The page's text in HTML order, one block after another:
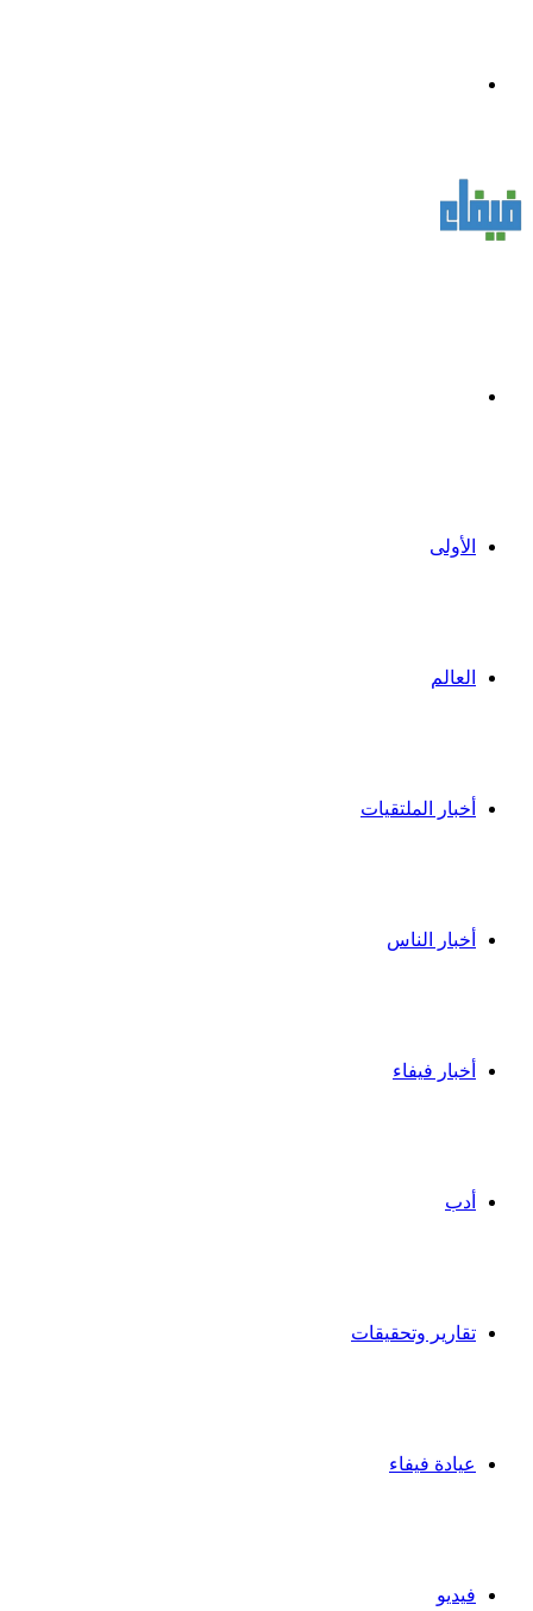
الأولى
العالم
أخبار الملتقيات
أخبار الناس
أخبار فيفاء
أدب
تقارير وتحقيقات
عيادة فيفاء
فيديو